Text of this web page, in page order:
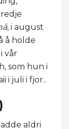
, i august
å holde
vår
som hun i
i juli i fjor..
aldri